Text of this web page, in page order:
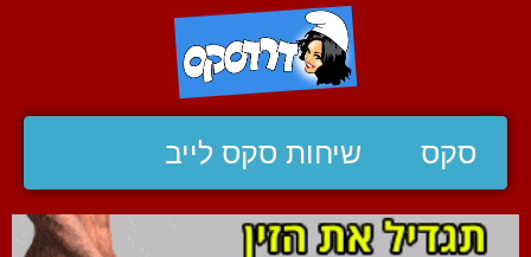
סקס שיחות סקס לייב